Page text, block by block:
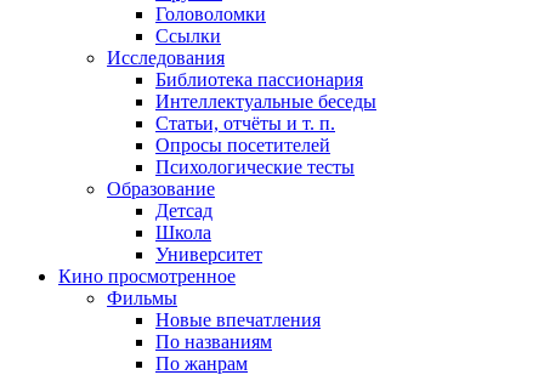
Головоломки
Ссылки
Исследования
Библиотека пассионария
Интеллектуальные беседы
Статьи, отчёты и т. п.
Опросы посетителей
Психологические тесты
Образование
Детсад
Школа
Университет
Кино просмотренное
Фильмы
Новые впечатления
По названиям
По жанрам